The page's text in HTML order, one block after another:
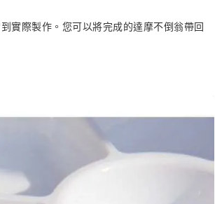
實際製作。您可以將完成的達摩不倒翁帶回